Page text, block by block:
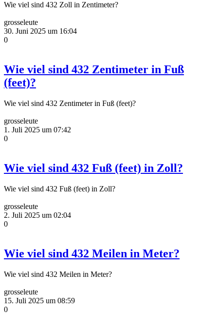
Wie viel sind 432 Zoll in Zentimeter?
grosseleute
30. Juni 2025 um 16:04
0
Wie viel sind 432 Zentimeter in Fuß
(feet)?
Wie viel sind 432 Zentimeter in Fuß (feet)?
grosseleute
1. Juli 2025 um 07:42
0
Wie viel sind 432 Fuß (feet) in Zoll?
Wie viel sind 432 Fuß (feet) in Zoll?
grosseleute
2. Juli 2025 um 02:04
0
Wie viel sind 432 Meilen in Meter?
Wie viel sind 432 Meilen in Meter?
grosseleute
15. Juli 2025 um 08:59
0